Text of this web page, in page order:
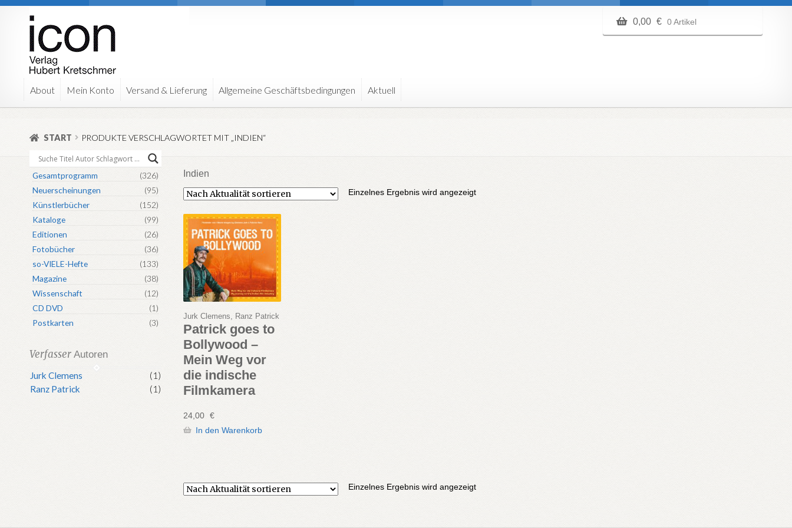
Zur
Navigation
springen
Zum
Inhalt
springen
0,00 € 0 Artikel
About Mein Konto Versand & Lieferung Allgemeine Geschäftsbedingungen Aktuell
START PRODUKTE VERSCHLAGWORTET MIT „INDIEN“
Indien
Einzelnes Ergebnis wird angezeigt
Jurk Clemens, Ranz Patrick
Patrick goes to
Bollywood –
Mein Weg vor
die indische
Filmkamera
24,00 €
In den Warenkorb
Einzelnes Ergebnis wird angezeigt
Gesamtprogramm
(326)
Neuerscheinungen
(95)
Künstlerbücher
(152)
Kataloge
(99)
Editionen
(26)
Fotobücher
(36)
so-VIELE-Hefte
(133)
Magazine
(38)
Wissenschaft
(12)
CD DVD
(1)
Postkarten
(3)
Verfasser Autoren
Jurk Clemens
(1)
Ranz Patrick
(1)